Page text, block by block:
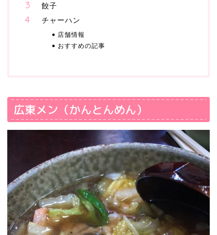
餃子
チャーハン
店舗情報
おすすめの記事
広東メン（かんとんめん）